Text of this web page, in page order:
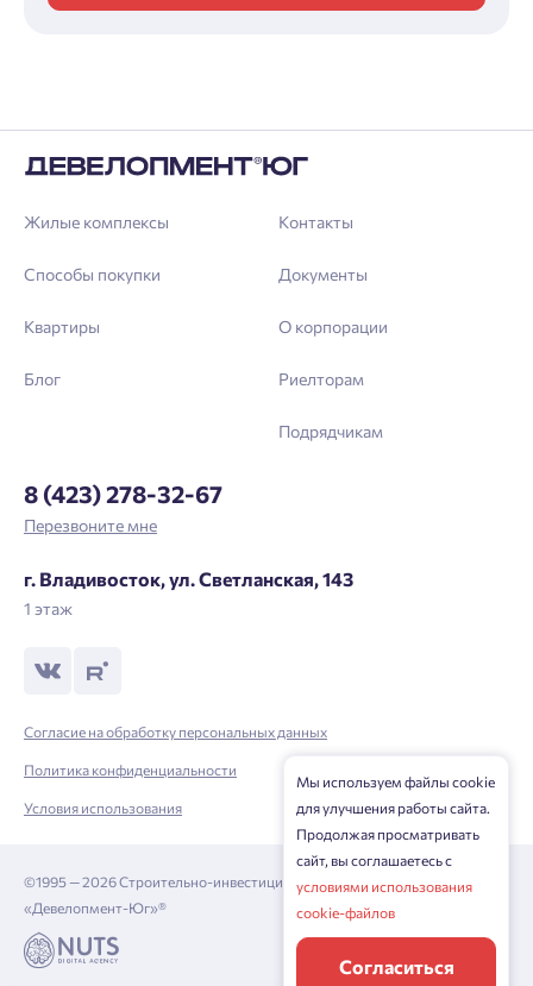
Жилые комплексы
Способы покупки
Квартиры
Блог
Контакты
Документы
О корпорации
Риелторам
Подрядчикам
8 (423) 278-32-67
Перезвоните мне
г. Владивосток, ул. Светланская, 143
1 этаж
Согласие на обработку персональных данных
Политика конфиденциальности
Условия использования
©1995 — 2026 Строительно-инвестиционная корпорация
«Девелопмент-Юг»®
Мы используем файлы cookie
для улучшения работы сайта.
Продолжая просматривать
сайт, вы соглашаетесь с
условиями использования
cookie-файлов
Согласиться